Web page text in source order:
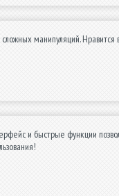
манипуляций. Нравится
и быстрые функции